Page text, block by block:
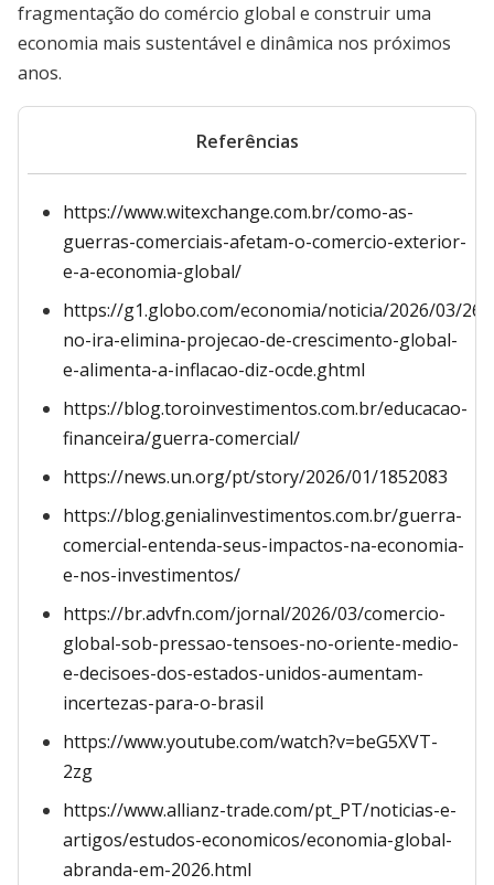
fragmentação do comércio global e construir uma
economia mais sustentável e dinâmica nos próximos
anos.
Referências
https://www.witexchange.com.br/como-as-
guerras-comerciais-afetam-o-comercio-exterior-
e-a-economia-global/
https://g1.globo.com/economia/noticia/2026/03/
no-ira-elimina-projecao-de-crescimento-global-
e-alimenta-a-inflacao-diz-ocde.ghtml
https://blog.toroinvestimentos.com.br/educacao-
financeira/guerra-comercial/
https://news.un.org/pt/story/2026/01/1852083
https://blog.genialinvestimentos.com.br/guerra-
comercial-entenda-seus-impactos-na-economia-
e-nos-investimentos/
https://br.advfn.com/jornal/2026/03/comercio-
global-sob-pressao-tensoes-no-oriente-medio-
e-decisoes-dos-estados-unidos-aumentam-
incertezas-para-o-brasil
https://www.youtube.com/watch?v=beG5XVT-
2zg
https://www.allianz-trade.com/pt_PT/noticias-e-
artigos/estudos-economicos/economia-global-
abranda-em-2026.html